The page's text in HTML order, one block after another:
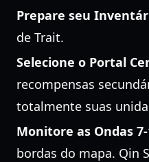
Prepare seu
de Trait.
Selecione o Portal
recompensas
totalmente suas
Monitore as Ondas 7-
bordas do mapa. Qin